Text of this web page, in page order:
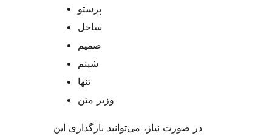
پرستو
ساحل
صمیم
شبنم
تنها
وزیر متن
در صورت نیاز، می‌توانید بارگذاری این